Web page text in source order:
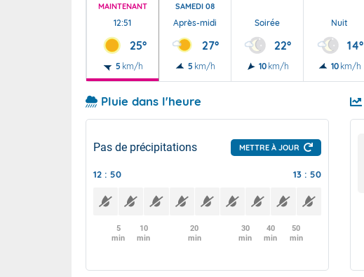
MAINTENANT
12:51
25°
5 km/h
SAMEDI 08
Après-midi
27°
5 km/h
Soirée
22°
10 km/h
Nuit
14°
10 km/h
Pluie dans l'heure
Pas de précipitations METTRE À JOUR
12 : 50 13 : 50
5
min
10
min
20
min
30
min
40
min
50
min